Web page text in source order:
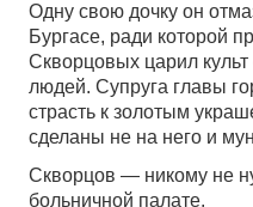
Одну свою дочку он
Бургасе, ради которой
Скворцовых царил
людей. Супруга главы
страсть к золотым
сделаны не на него и
Скворцов — никому не
больничной палате.